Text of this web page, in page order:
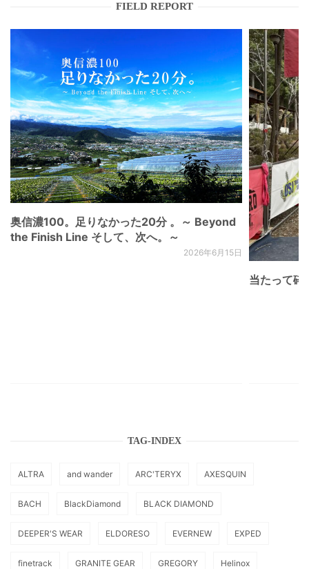
FIELD REPORT
奥信濃100。足りなかった20分 。～ Beyond
the Finish Line そして、次へ。～
2026年6月15日
当たって砕
TAG-INDEX
ALTRA and wander ARC'TERYX AXESQUIN
BACH BlackDiamond BLACK DIAMOND
DEEPER'S WEAR ELDORESO EVERNEW EXPED
finetrack GRANITE GEAR GREGORY Helinox